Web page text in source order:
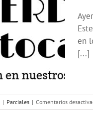
en
[...]
| Parciales | Comentarios